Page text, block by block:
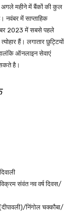
अगले महीने में बैंकों की कुल
नवंबर में साप्ताहिक
2023 में सबसे पहले
हैं। लगातार छुट्टियों
ऑनलाइन सेवाएं
है।
संवंत नव वर्ष दिवस/
निंगोल चक्कौबा/